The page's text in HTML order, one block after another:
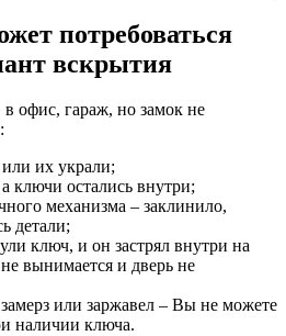
потребоваться
вскрытия
офис, гараж, но замок не
их украли;
ключи остались внутри;
механизма – заклинило,
детали;
ключ, и он застрял внутри на
вынимается и дверь не
или заржавел – Вы не можете
наличии ключа.